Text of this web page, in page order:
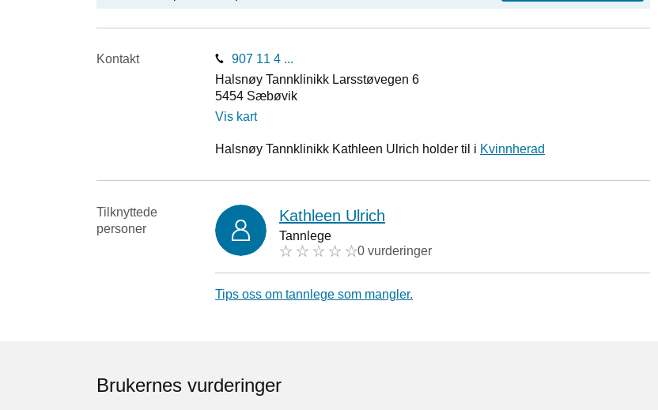
Kontakt
907 11 4 ...
Halsnøy Tannklinikk Larsstøvegen 6
5454 Sæbøvik
Vis kart
Halsnøy Tannklinikk Kathleen Ulrich holder til i Kvinnherad
Tilknyttede
personer
Kathleen Ulrich
Tannlege
0 vurderinger
Tips oss om tannlege som mangler.
Brukernes vurderinger